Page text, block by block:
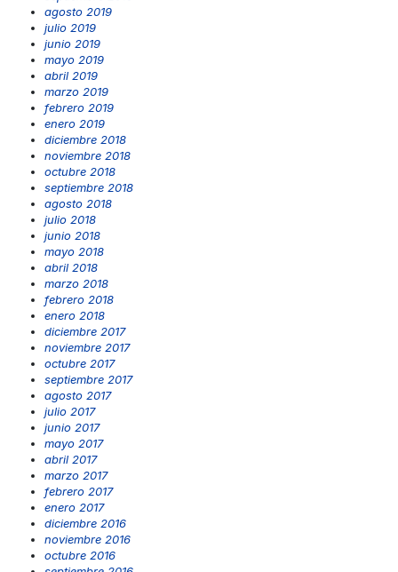
agosto 2019
julio 2019
junio 2019
mayo 2019
abril 2019
marzo 2019
febrero 2019
enero 2019
diciembre 2018
noviembre 2018
octubre 2018
septiembre 2018
agosto 2018
julio 2018
junio 2018
mayo 2018
abril 2018
marzo 2018
febrero 2018
enero 2018
diciembre 2017
noviembre 2017
octubre 2017
septiembre 2017
agosto 2017
julio 2017
junio 2017
mayo 2017
abril 2017
marzo 2017
febrero 2017
enero 2017
diciembre 2016
noviembre 2016
octubre 2016